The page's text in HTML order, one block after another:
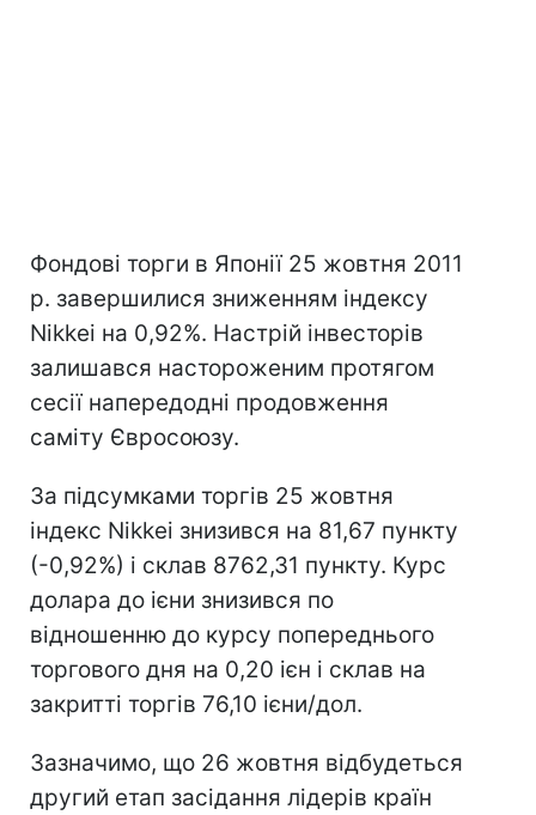
Фондові торги в Японії 25 жовтня 2011
р. завершилися зниженням індексу
Nikkei на 0,92%. Настрій інвесторів
залишався настороженим протягом
сесії напередодні продовження
саміту Євросоюзу.
За підсумками торгів 25 жовтня
індекс Nikkei знизився на 81,67 пункту
(-0,92%) і склав 8762,31 пункту. Курс
долара до ієни знизився по
відношенню до курсу попереднього
торгового дня на 0,20 ієн і склав на
закритті торгів 76,10 ієни/дол.
Зазначимо, що 26 жовтня відбудеться
другий етап засідання лідерів країн